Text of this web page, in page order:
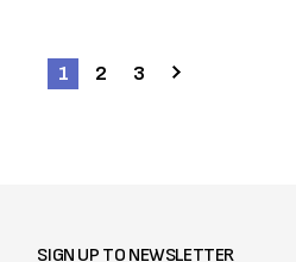
1 2 3
SIGN UP TO NEWSLETTER